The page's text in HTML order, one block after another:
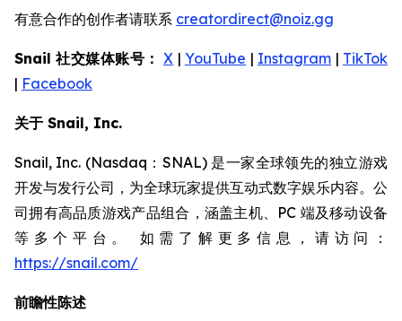
有意合作的创作者请联系 creatordirect@noiz.gg
Snail 社交媒体账号： X |YouTube | Instagram | TikTok
| Facebook
关于 Snail, Inc.
Snail, Inc. (Nasdaq：SNAL) 是一家全球领先的独立游戏
开发与发行公司，为全球玩家提供互动式数字娱乐内容。公
司拥有高品质游戏产品组合，涵盖主机、PC 端及移动设备
等多个平台。 如需了解更多信息，请访问：
https://snail.com/
前瞻性陈述